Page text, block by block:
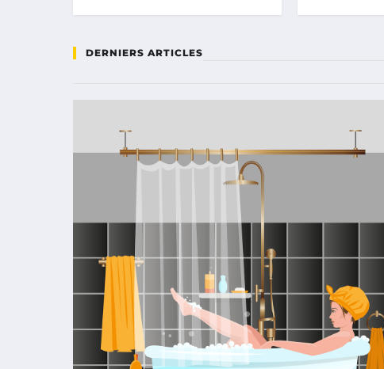
DERNIERS ARTICLES